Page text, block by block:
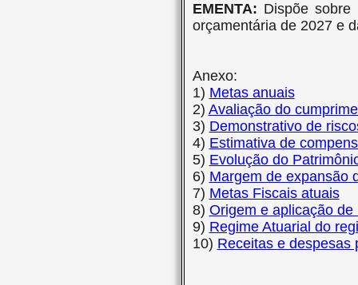
EMENTA: Dispõe
orçamentária de 2027 e
Anexo:
1) Metas anuais
2) Avaliação do
3) Demonstrativo de
4) Estimativa de
5) Evolução do
6) Margem de expansão
7) Metas Fiscais atuais
8) Origem e aplicação de
9) Regime Atuarial do
10) Receitas e despesas